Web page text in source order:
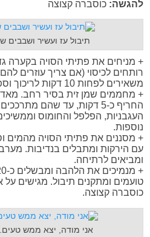
להגשה: כוסברה קצוצה
תיבול עז ועשיר ושבבים
+ מניחים את פתיתי הסויה בקערה
רותחים לכיסוי (אם צריך עוזרים
משאירים לפחות 10 דקות לריכוך וספיגת נוזלים.
+ מחממים שמן זית בסיר רחב.
החריף כ-5 דקות, עד שהם
נוספות.
+ מסננים את פתיתי הסויה מהמים
עם הירקות ומתבלים בנדיבות.
ומביאים לרתיחה.
טועמים ומתקנים תיבול. מגישים על
כוסברה קצוצה.
אני מודה, יצא ממש